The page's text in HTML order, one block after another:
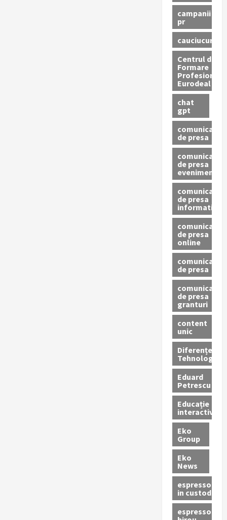
campanii
pr
cauciucuri
Centrul de
Formare
Profesionala
Eurodeal
chat
gpt
comunicat
de presa
comunicat
de presa
eveniment
comunicat
de presa
informativ
comunicat
de presa
online
comunicate
de presa
comunicate
de presa
granturi
content
unic
Diferențe
Tehnologice
Eduard
Petrescu
Educație
interactivă
Eko
Group
Eko
News
espressoare
in custodie
espressor